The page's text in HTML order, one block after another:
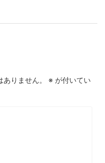
りません。 ※ が付いてい